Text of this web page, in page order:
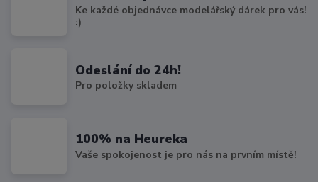
Ke každé objednávce modelářský dárek pro vás!
:)
Odeslání do 24h!
Pro položky skladem
100% na Heureka
Vaše spokojenost je pro nás na prvním místě!